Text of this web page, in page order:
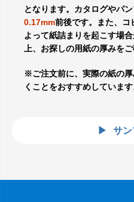
となります。カタログやパ
0.17mm前後です。また、コ
よって紙詰まりを起こす場
上、お探しの用紙の厚みを
※ご注文前に、実際の紙の
くことをおすすめしています
サ